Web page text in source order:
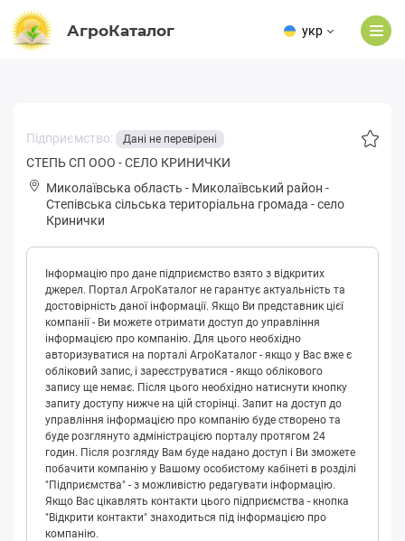
АгроКаталог укр
Підприємство: Дані не перевірені
СТЕПЬ СП ООО - СЕЛО КРИНИЧКИ
Миколаївська область - Миколаївський район -
Стeпівськa сільська територіальна громада -село
Кринички
Інформацію про дане підприємство взято з відкритих
джерел. Портал АгроКаталог не гарантує актуальність та
достовірність даної інформації. Якщо Ви представник цієї
компанії - Ви можете отримати доступ до управління
інформацією про компанію. Для цього необхідно
авторизуватися на порталі АгроКаталог - якщо у Вас вже є
обліковий запис, і зареєструватися - якщо облікового
запису ще немає. Після цього необхідно натиснути кнопку
запиту доступу нижче на цій сторінці. Запит на доступ до
управління інформацією про компанію буде створено та
буде розглянуто адміністрацією порталу протягом 24
годин. Після розгляду Вам буде надано доступ і Ви зможете
побачити компанію у Вашому особистому кабінеті в розділі
"Підприємства" - з можливістю редагувати інформацію.
Якщо Вас цікавлять контакти цього підприємства - кнопка
"Відкрити контакти" знаходиться під інформацією про
компанію.